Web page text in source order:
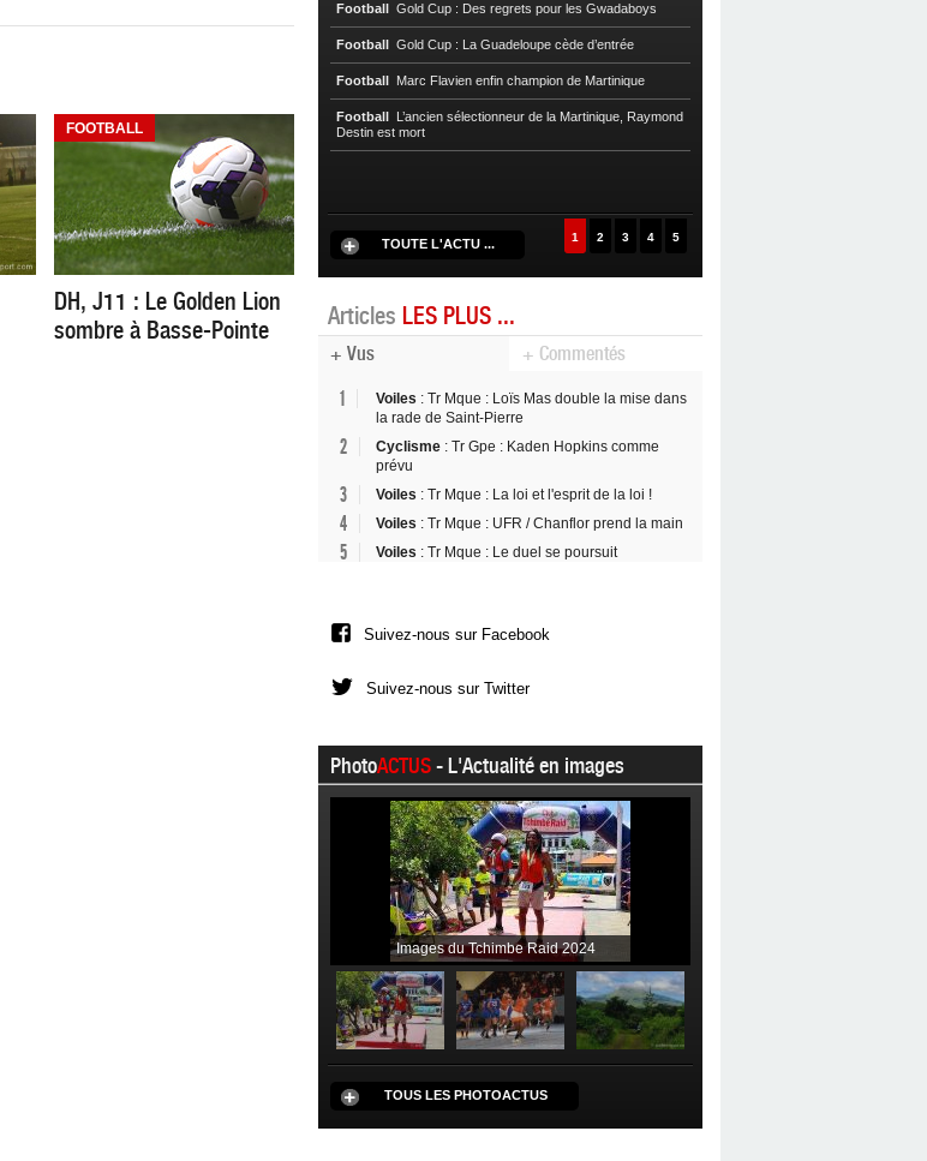
FOOTBALL
DH, J11 : Le Golden Lion
sombre à Basse-Pointe
Football Gold Cup : Des regrets pour les Gwadaboys
Football Gold Cup : La Guadeloupe cède d’entrée
Football Marc Flavien enfin champion de Martinique
Football L’ancien sélectionneur de la Martinique, Raymond
Destin est mort
TOUTE L'ACTU ... 1 2 3 4 5
Articles LES PLUS ...
+ Vus + Commentés
1 Voiles : Tr Mque : Loïs Mas double la mise dans
la rade de Saint-Pierre
2 Cyclisme : Tr Gpe : Kaden Hopkins comme
prévu
3 Voiles : Tr Mque : La loi et l'esprit de la loi !
4 Voiles : Tr Mque : UFR / Chanflor prend la main
5 Voiles : Tr Mque : Le duel se poursuit
Suivez-nous sur Facebook
Suivez-nous sur Twitter
PhotoACTUS- L'Actualité en images
Images du Tchimbe Raid 2024
TOUS LES PHOTOACTUS